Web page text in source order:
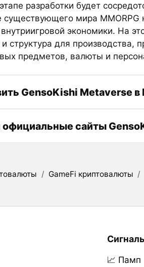
разработки будет
мира MMORPG
экономики. На
структура для производства,
предметов, валюты и
GensoKishi Metaverse в
официальные сайты
/ GameFi криптовалюты /
📈 Памп